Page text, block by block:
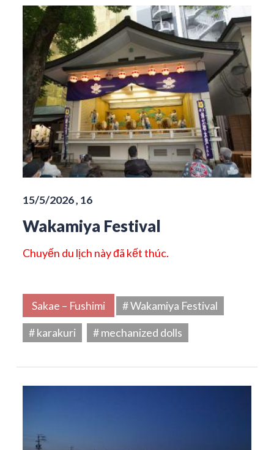
15/5/2026 , 16
Wakamiya Festival
Chuyến du lịch này đã kết thúc.
Sakae – Fushimi
# Wakamiya Festival
# karakuri
# mechanized dolls